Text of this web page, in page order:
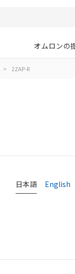
オムロンの
> 2ZAP-R
日本語 English